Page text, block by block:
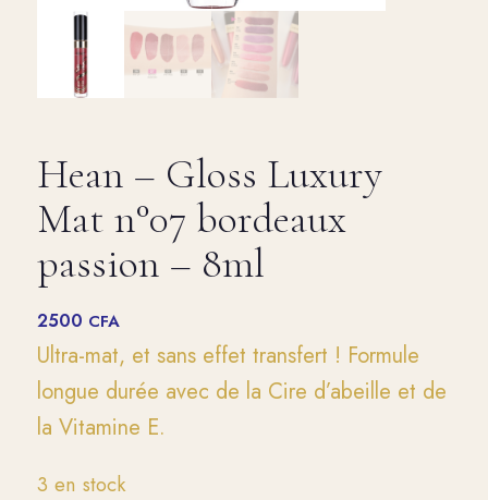
Hean – Gloss Luxury
Mat n°07 bordeaux
passion – 8ml
2500 CFA
Ultra-mat, et sans effet transfert ! Formule
longue durée avec de la Cire d’abeille et de
la Vitamine E.
3 en stock